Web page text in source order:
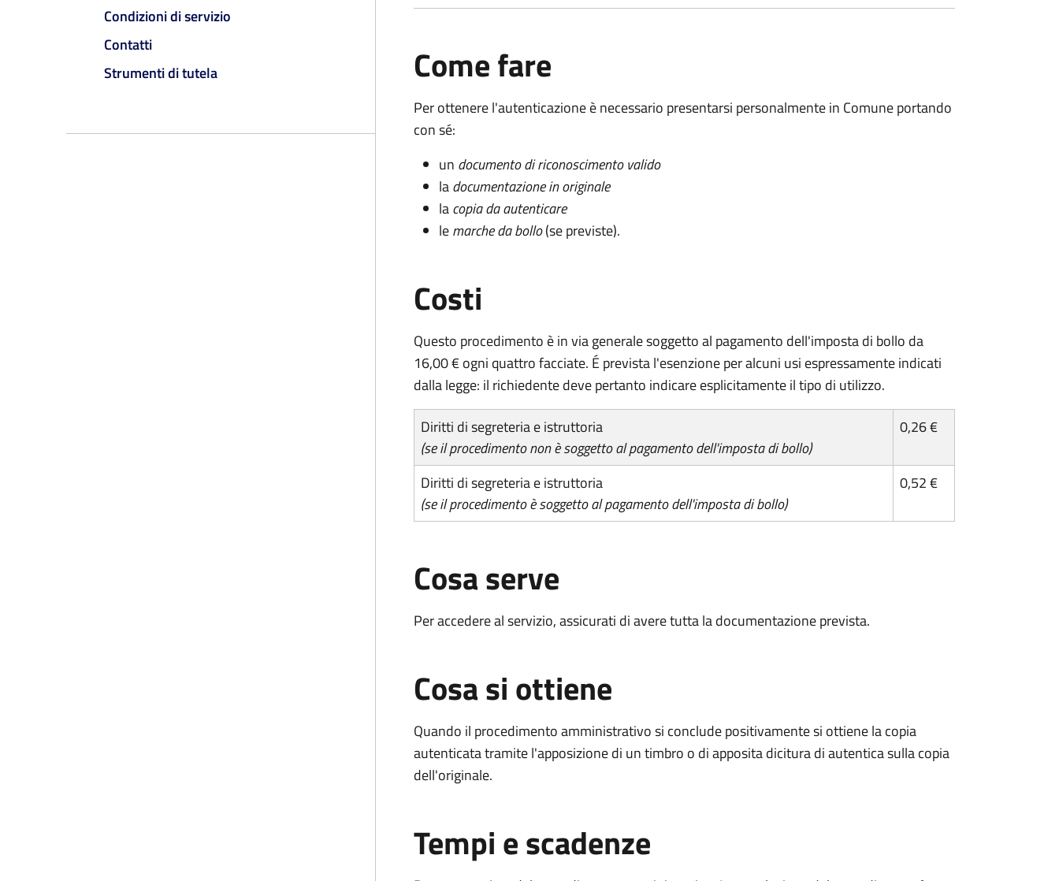
Condizioni di servizio
Contatti
Strumenti di tutela
Come fare
Per ottenere l'autenticazione è necessario presentarsi personalmente in Comune portando
con sé:
un documento di riconoscimento valido
ladocumentazione in originale
lacopia da autenticare
lemarche da bollo(se previste).
Costi
Questo procedimento è in via generale soggetto al pagamento dell'imposta di bollo da
16,00 € ogni quattro facciate. É prevista l'esenzione per alcuni usi espressamente indicati
dalla legge: il richiedente deve pertanto indicare esplicitamente il tipo di utilizzo.
Diritti di segreteria e istruttoria
(se il procedimento non è soggetto al pagamento dell'imposta di bollo)
0,26 €
Diritti di segreteria e istruttoria
(se il procedimento è soggetto al pagamento dell'imposta di bollo)
0,52 €
Cosa serve
Per accedere al servizio, assicurati di avere tutta la documentazione prevista.
Cosa si ottiene
Quando il procedimento amministrativo si conclude positivamente si ottiene la copia
autenticata tramite l'apposizione di un timbro o di apposita dicitura di autentica sulla copia
dell'originale.
Tempi e scadenze